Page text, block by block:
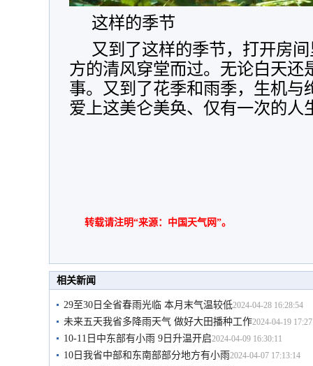
这样的季节
又到了这样的季节，打开房
方的清风穿堂而过。无论白天还
事。又到了花季和雨季，生机与
爱上这美仑美奂、仅有一次的人
转载请注明“来源：中国天气网”。
相关新闻
29至30日全省春雨光临 本月末气温较低2024-04-28 16:28:54
未来五天我省多降雨天气 做好大田播种工作2024-04-19
10-11日中东部有小雨 9日升温开启2024-04-09 16:30:11
10日我省中部和东南部部分地方有小雨2024-04-07 17:13:14